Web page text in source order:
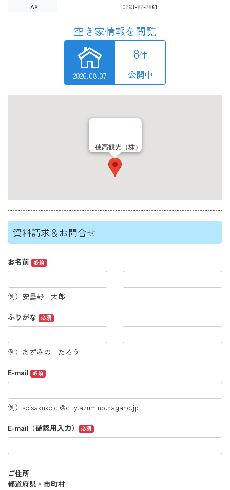
FAX
0263-82-2861
空き家情報を閲覧
2026.08.07
8件
公開中
穂高観光（株）
資料請求＆お問合せ
お名前 必須
例）安曇野 太郎
ふりがな 必須
例）あずみの たろう
E-mail 必須
例）seisakukeiei@city.azumino.nagano.jp
E-mail（確認用入力） 必須
ご住所
都道府県・市町村